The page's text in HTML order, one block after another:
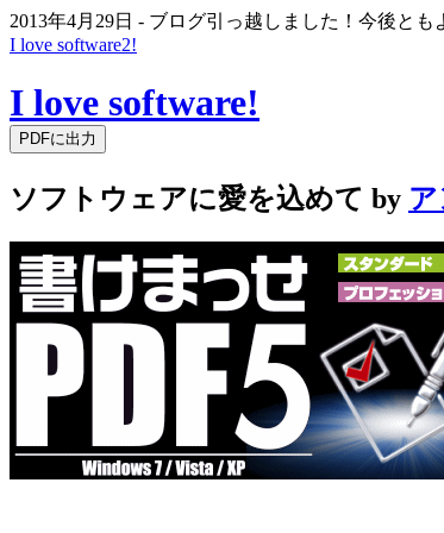
2013年4月29日 - ブログ引っ越しました！今後とも
I love software2!
I love software!
ソフトウェアに愛を込めて by